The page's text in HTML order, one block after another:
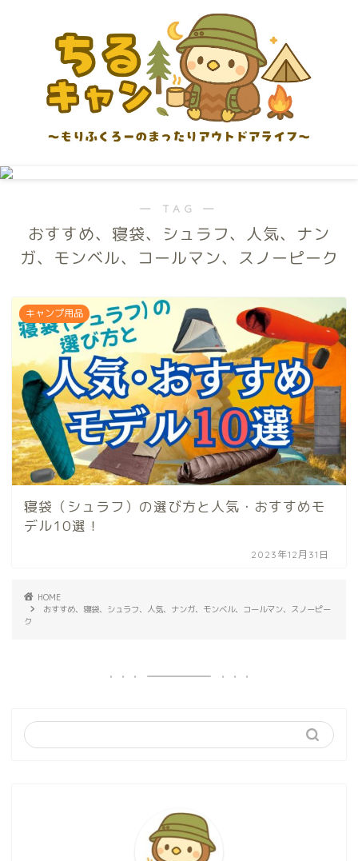
― TAG ―
おすすめ、寝袋、シュラフ、人気、ナン
ガ、モンベル、コールマン、スノーピーク
キャンプ用品
寝袋（シュラフ）の選び方と人気・おすすめモ
デル10選！
2023年12月31日
HOME
おすすめ、寝袋、シュラフ、人気、ナンガ、モンベル、コールマン、スノーピー
ク